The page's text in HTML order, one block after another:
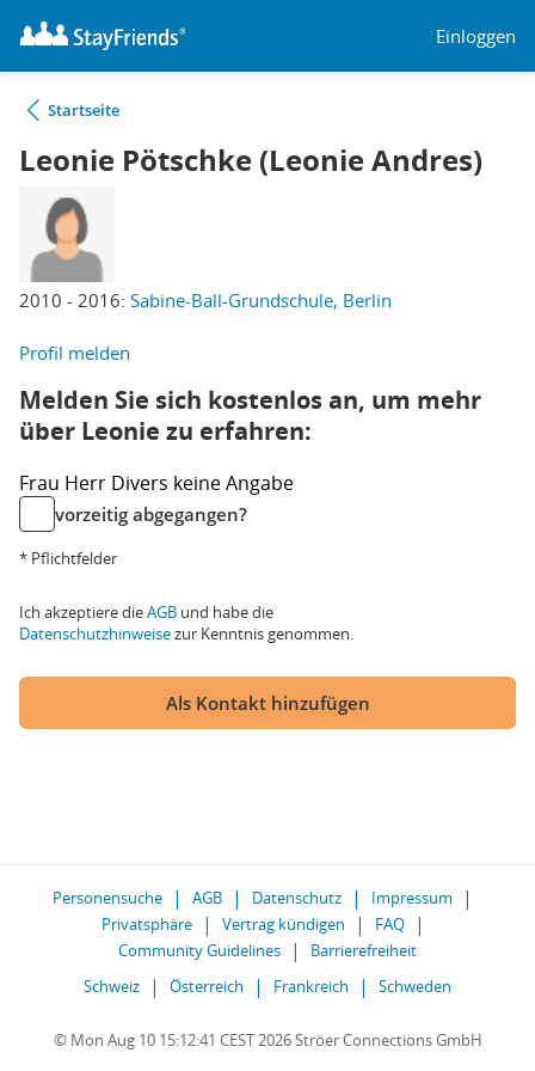
Einloggen
Startseite
Leonie Pötschke (Leonie Andres)
2010 - 2016: Sabine-Ball-Grundschule, Berlin
Profil melden
Melden Sie sich kostenlos an, um mehr
über Leonie zu erfahren:
Frau Herr Divers keine Angabe
vorzeitig abgegangen?
* Pflichtfelder
Ich akzeptiere dieAGB und habe die
Datenschutzhinweisezur Kenntnis genommen.
Als Kontakt hinzufügen
Personensuche AGB Datenschutz
Impressum
Privatsphäre
Vertrag kündigen
FAQ
Community Guidelines
Barrierefreiheit
Schweiz
Österreich Frankreich Schweden
© Mon Aug 10 15:12:41 CEST 2026 Ströer Connections GmbH